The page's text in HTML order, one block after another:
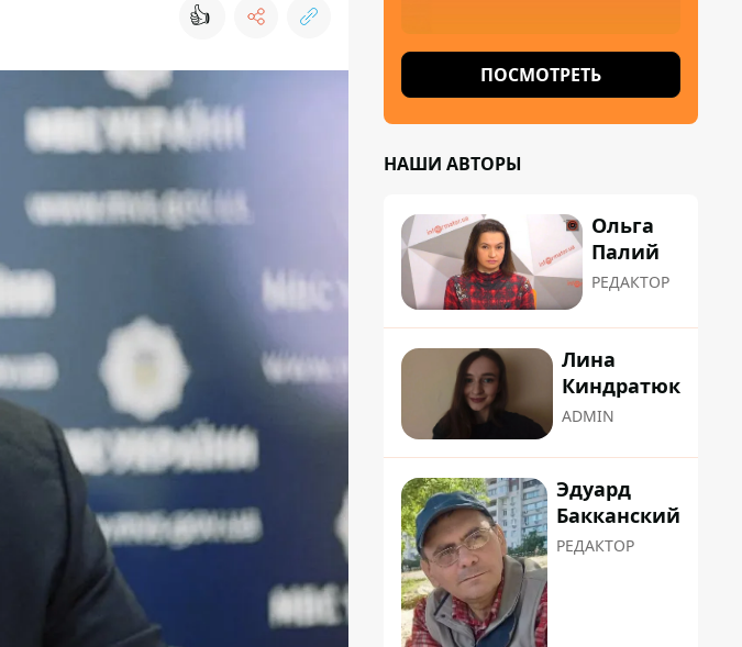
👍
ПОСМОТРЕТЬ
НАШИ АВТОРЫ
Ольга
Палий
РЕДАКТОР
Лина
Киндратюк
ADMIN
Эдуард
Бакканский
РЕДАКТОР